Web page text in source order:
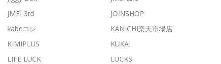
JMEI 3rd
JOINSHOP
kabeコレ
KANICHI楽天市場店
KIMIPLUS
KUKAI
LIFE LUCK
LUCKS